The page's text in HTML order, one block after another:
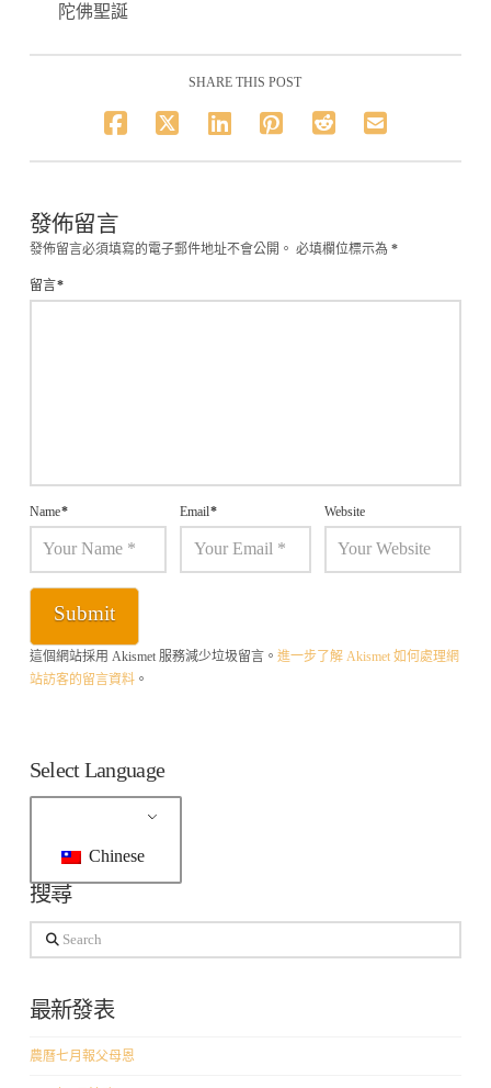
陀佛聖誕
SHARE THIS POST
發佈留言
發佈留言必須填寫的電子郵件地址不會公開。 必填欄位標示為 *
留言*
Name* Email* Website
這個網站採用 Akismet 服務減少垃圾留言。 進一步了解 Akismet 如何處理網
站訪客的留言資料。
Select Language
Chinese
搜尋
Search
最新發表
農曆七月報父母恩